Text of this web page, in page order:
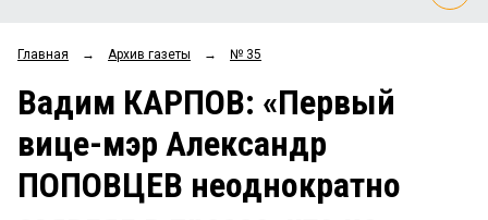
ОБЩЕСТВО
ЗАКОН
НОВОСТИ КОМПАНИЙ
Рейтинги
Блоги
Архив
Главная → Архив газеты → № 35
Вадим КАРПОВ: «Первый
вице-мэр Александр
ПОПОВЦЕВ неоднократно